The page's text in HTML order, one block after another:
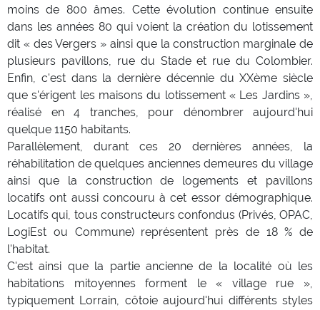
moins de 800 âmes. Cette évolution continue ensuite
dans les années 80 qui voient la création du lotissement
dit « des Vergers » ainsi que la construction marginale de
plusieurs pavillons, rue du Stade et rue du Colombier.
Enfin, c'est dans la dernière décennie du XXème siècle
que s'érigent les maisons du lotissement « Les Jardins »,
réalisé en 4 tranches, pour dénombrer aujourd'hui
quelque 1150 habitants.
Parallèlement, durant ces 20 dernières années, la
réhabilitation de quelques anciennes demeures du village
ainsi que la construction de logements et pavillons
locatifs ont aussi concouru à cet essor démographique.
Locatifs qui, tous constructeurs confondus (Privés, OPAC,
LogiEst ou Commune) représentent près de 18 % de
l'habitat.
C'est ainsi que la partie ancienne de la localité où les
habitations mitoyennes forment le « village rue »,
typiquement Lorrain, côtoie aujourd'hui différents styles